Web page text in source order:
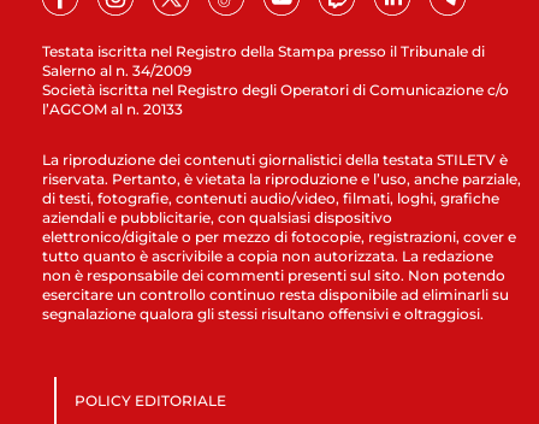
Testata iscritta nel Registro della Stampa presso il Tribunale di
Salerno al n. 34/2009
Società iscritta nel Registro degli Operatori di Comunicazione c/o
l’AGCOM al n. 20133
La riproduzione dei contenuti giornalistici della testata STILETV è
riservata. Pertanto, è vietata la riproduzione e l’uso, anche parziale,
di testi, fotografie, contenuti audio/video, filmati, loghi, grafiche
aziendali e pubblicitarie, con qualsiasi dispositivo
elettronico/digitale o per mezzo di fotocopie, registrazioni, cover e
tutto quanto è ascrivibile a copia non autorizzata. La redazione
non è responsabile dei commenti presenti sul sito. Non potendo
esercitare un controllo continuo resta disponibile ad eliminarli su
segnalazione qualora gli stessi risultano offensivi e oltraggiosi.
POLICY EDITORIALE